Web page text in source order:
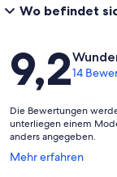
Wo befindet
9,214
Die Bewertungen
unterliegen einem
anders angegeben.
Mehr erfahren
Wird